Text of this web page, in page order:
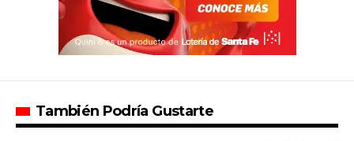
También Podría Gustarte